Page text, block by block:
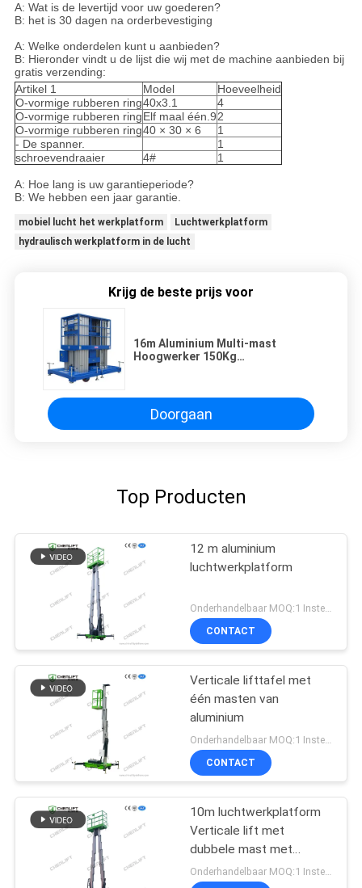
A: Wat is de levertijd voor uw goederen?
B: het is 30 dagen na orderbevestiging
A: Welke onderdelen kunt u aanbieden?
B: Hieronder vindt u de lijst die wij met de machine aanbieden bij
gratis verzending:
Artikel 1
Model
Hoeveelheid
O-vormige rubberen ring40x3.1
4
O-vormige rubberen ringElf maal één.92
O-vormige rubberen ring40 × 30 × 6
1
- De spanner.
1
schroevendraaier
4# 1
A: Hoe lang is uw garantieperiode?
B: We hebben een jaar garantie.
mobiel lucht het werkplatform
Luchtwerkplatform
hydraulisch werkplatform in de lucht
Krijg de beste prijs voor
16m Aluminium Multi-mast
Hoogwerker 150Kg
Doorgaan
Top Producten
12 m aluminium
luchtwerkplatform
Onderhandelbaar MOQ:1 Instellen
CONTACT
Verticale lifttafel met
één masten van
aluminium
CONTACT
10m luchtwerkplatform
Verticale lift met
dubbele mast met
verlengplatform